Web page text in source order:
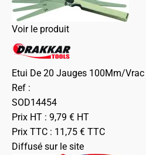
Voir le produit
Etui De 20 Jauges 100Mm/Vrac
Ref :
SOD14454
Prix HT : 9,79 € HT
Prix TTC : 11,75 € TTC
Diffusé sur le site